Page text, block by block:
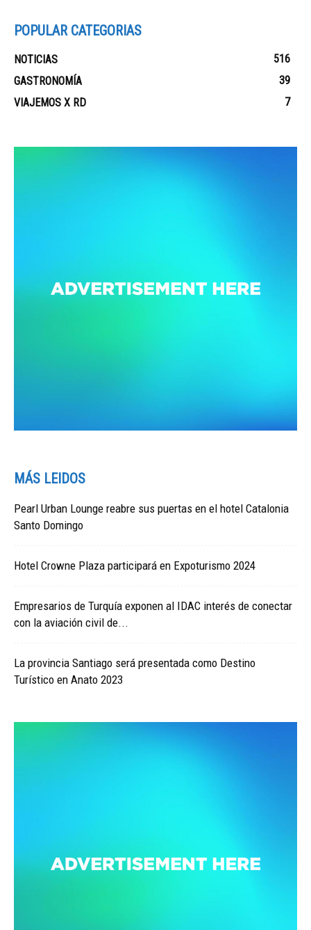
POPULAR CATEGORIAS
NOTICIAS
516
GASTRONOMÍA
39
VIAJEMOS X RD
7
MÁS LEIDOS
Pearl Urban Lounge reabre sus puertas en el hotel Catalonia
Santo Domingo
Hotel Crowne Plaza participará en Expoturismo 2024
Empresarios de Turquía exponen al IDAC interés de conectar
con la aviación civil de...
La provincia Santiago será presentada como Destino
Turístico en Anato 2023